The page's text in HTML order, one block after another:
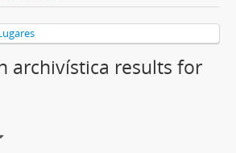
archivística results for